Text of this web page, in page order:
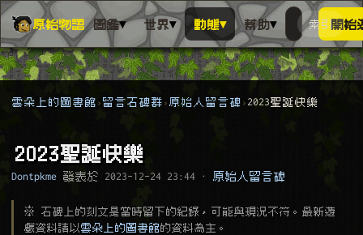
原始物語 圖鑑▾ 世界▾ 動態▾ 幫助▾
搜尋萬物
搜人物、
索引開始
雲朵上的圖書館 留言石碑群 原始人留言碑 2023聖誕快樂
2023聖誕快樂
Dontpkme 發表於 2023-12-24 23:44 · 原始人留言碑
※ 石碑上的刻文是當時留下的紀錄，可能與現況不符。最新遊
戲資料請以 雲朵上的圖書館的資料為主。